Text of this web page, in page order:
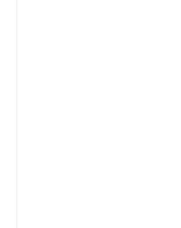
In
alle
In deinen